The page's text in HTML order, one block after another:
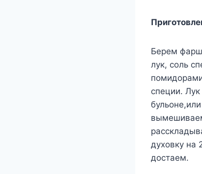
Берем
лук, соль
специи.
духовку на
достаем.